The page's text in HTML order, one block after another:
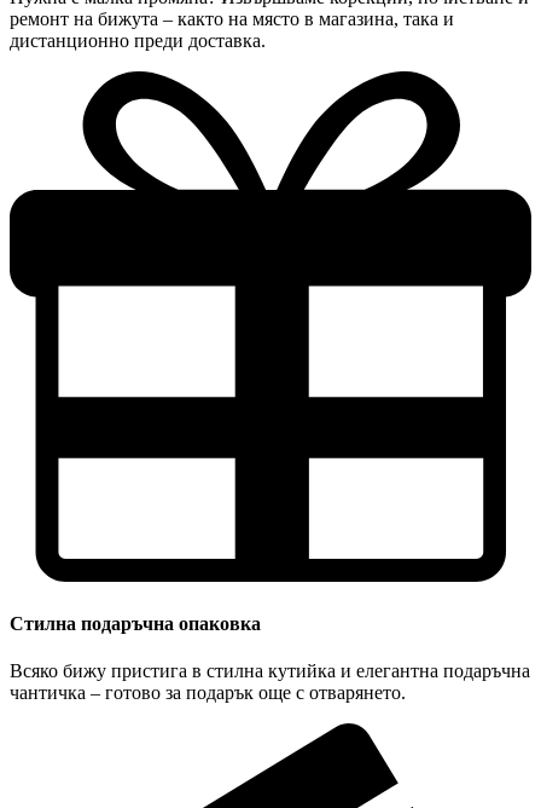
ремонт на бижута – както на място в магазина, така и
дистанционно преди доставка.
Стилна подаръчна опаковка
Всяко бижу пристига в стилна кутийка и елегантна подаръчна
чантичка – готово за подарък още с отварянето.